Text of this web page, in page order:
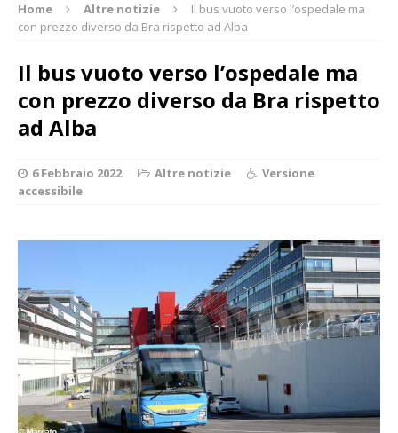
Home Altre notizie
Il bus vuoto verso l’ospedale ma
con prezzo diverso da Bra rispetto ad Alba
Il bus vuoto verso l’ospedale ma
con prezzo diverso da Bra rispetto
ad Alba
6 Febbraio 2022 Altre notizie
Versione
accessibile